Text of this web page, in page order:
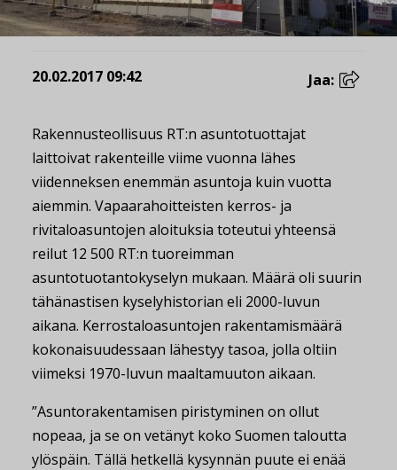
20.02.2017 09:42 Jaa:
Rakennusteollisuus RT:n asuntotuottajat
laittoivat rakenteille viime vuonna lähes
viidenneksen enemmän asuntoja kuin vuotta
aiemmin. Vapaarahoitteisten kerros- ja
rivitaloasuntojen aloituksia toteutui yhteensä
reilut 12 500 RT:n tuoreimman
asuntotuotantokyselyn mukaan. Määrä oli suurin
tähänastisen kyselyhistorian eli 2000-luvun
aikana. Kerrostaloasuntojen rakentamismäärä
kokonaisuudessaan lähestyy tasoa, jolla oltiin
viimeksi 1970-luvun maaltamuuton aikaan.
”Asuntorakentamisen piristyminen on ollut
nopeaa, ja se on vetänyt koko Suomen taloutta
ylöspäin. Tällä hetkellä kysynnän puute ei enää